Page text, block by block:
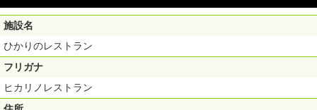
施設名
ひかりのレストラン
フリガナ
ヒカリノレストラン